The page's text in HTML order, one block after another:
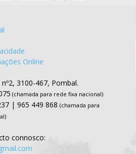
Online
3100-467, Pombal.
(chamada para rede fixa nacional)
| 965 449 868 (chamada para
connosco: